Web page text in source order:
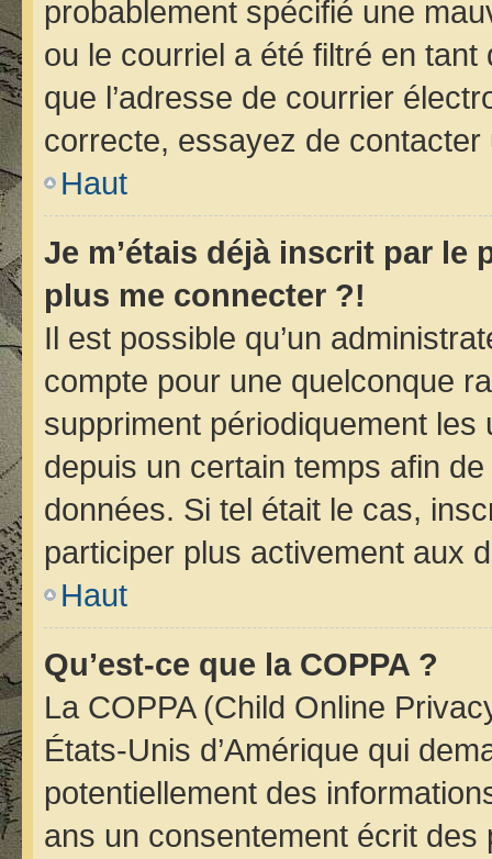
probablement spécifié une
ou le courriel a été filtré en
que l’adresse de courrier
correcte, essayez de contacter
Haut
Je m’étais déjà inscrit par le
plus me connecter ?!
Il est possible qu’un
compte pour une quelconque
suppriment périodiquement les
depuis un certain temps afin
données. Si tel était le cas,
participer plus activement aux
Haut
Qu’est-ce que la COPPA ?
La COPPA (Child Online
États-Unis d’Amérique qui
potentiellement des
ans un consentement écrit